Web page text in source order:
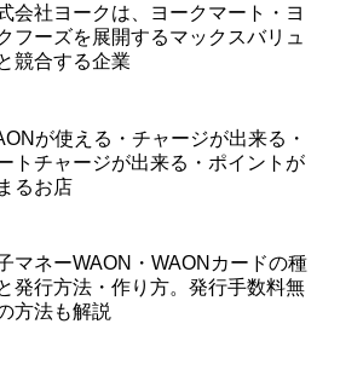
会社ヨークは、ヨークマート・ヨ
フーズを展開するマックスバリュ
競合する企業
が使える・チャージが出来る・
トチャージが出来る・ポイントが
るお店
マネーWAON・WAONカードの種
発行方法・作り方。発行手数料無
方法も解説